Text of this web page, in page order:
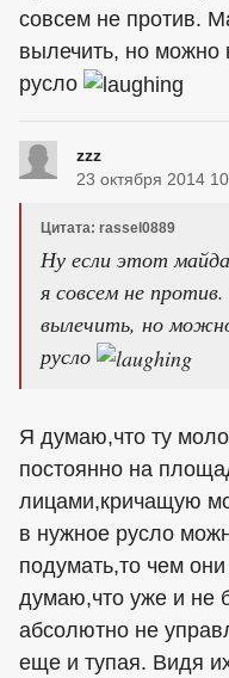
совсем не против.
вылечить, но можно
русло
zzz
23 октября 2014
Цитата: rassel0889
Ну если этот
я совсем не
вылечить, но
русло
Я думаю,что ту
постоянно на
лицами,кричащую
в нужное русло
подумать,то чем
думаю,что уже и не
абсолютно не
еще и тупая. Видя